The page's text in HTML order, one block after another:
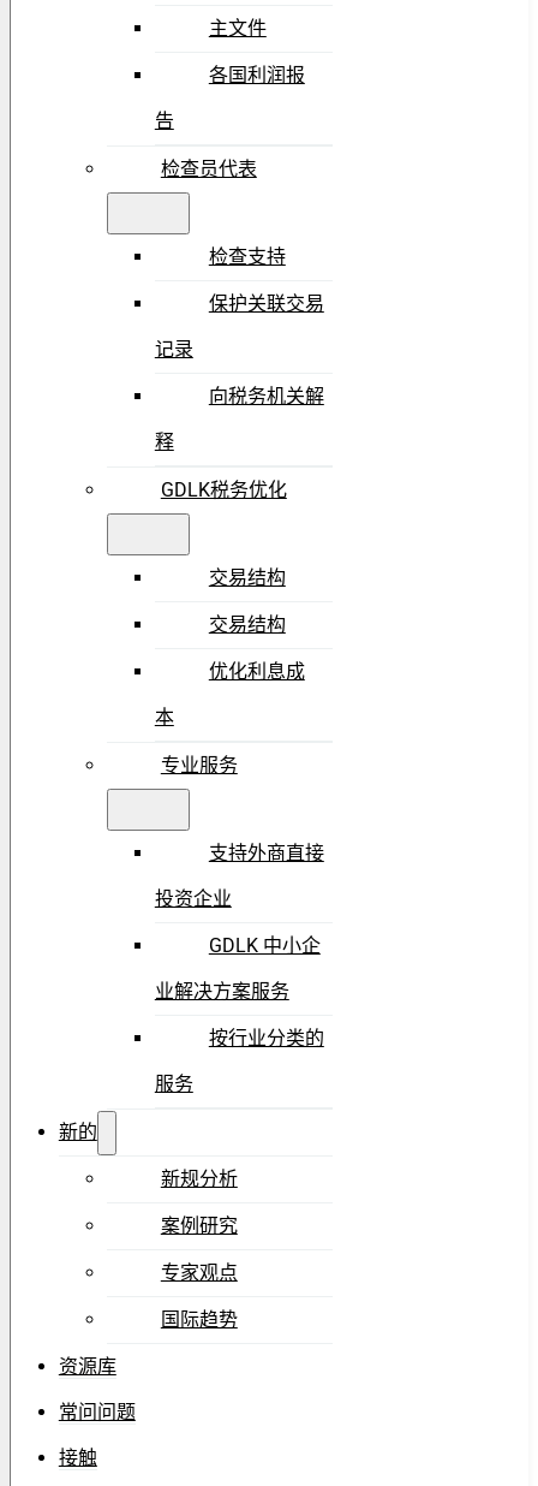
主文件
各国利润报
告
检查员代表
检查支持
保护关联交易
记录
向税务机关解
释
GDLK税务优化
交易结构
交易结构
优化利息成
本
专业服务
支持外商直接
投资企业
GDLK 中小企
业解决方案服务
按行业分类的
服务
新的
新规分析
案例研究
专家观点
国际趋势
资源库
常问问题
接触